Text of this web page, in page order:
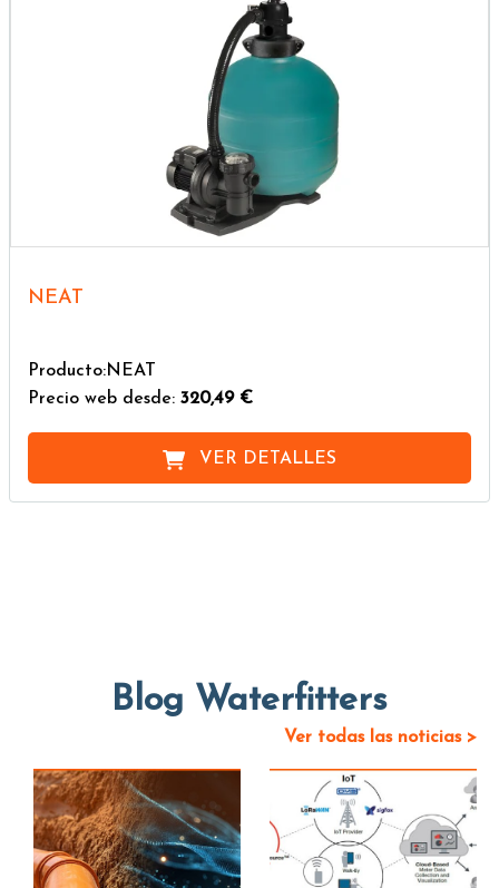
NEAT
Producto:NEAT
Precio web desde: 320,49 €
VER DETALLES
Blog Waterfitters
Ver todas las noticias >